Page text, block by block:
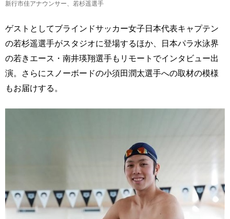
新行市佳アナウンサー、若杉遥選手
ゲストとしてブラインドサッカー女子日本代表キャプテン
の若杉遥選手がスタジオに登場するほか、日本パラ水泳界
の若きエース・南井瑛翔選手もリモートでインタビュー出
演。さらにスノーボードの小須田潤太選手への取材の模様
もお届けする。